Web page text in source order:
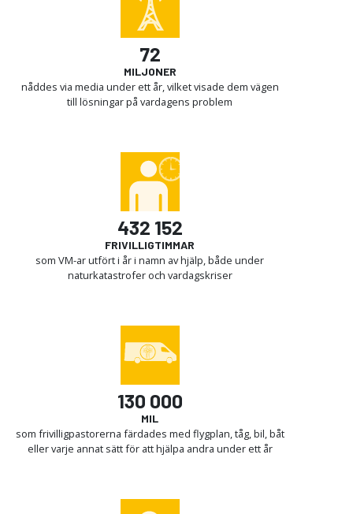
72
MILJONER
nåddes via media under ett år, vilket visade dem vägen
till lösningar på vardagens problem
432 152
FRIVILLIGTIMMAR
som VM-ar utfört i år i namn av hjälp, både under
naturkatastrofer och vardagskriser
130 000
MIL
som frivillig­pastorerna färdades med flygplan, tåg, bil, båt
eller varje annat sätt för att hjälpa andra under ett år